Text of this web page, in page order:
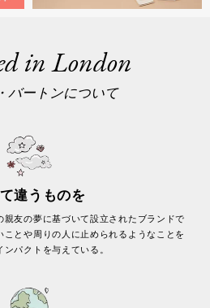
in London
バートンについて
違うものを
親友の夢に基づいて設立されたブランドで
とや周りの人に止められるようなことを
ンパクトを与えている。